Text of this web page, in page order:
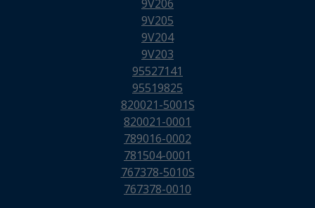
9V206
9V205
9V204
9V203
95527141
95519825
820021-5001S
820021-0001
789016-0002
781504-0001
767378-5010S
767378-0010